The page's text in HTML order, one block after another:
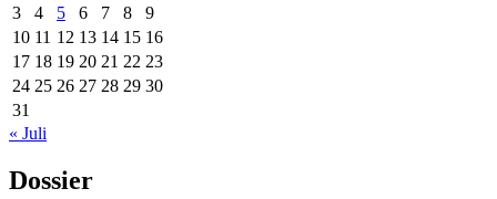
3
4 5 6 7 8
9
10 11 12 13 14 15 16
17 18 19 20 21 22 23
24 25 26 27 28 29 30
31
« Juli
Dossier